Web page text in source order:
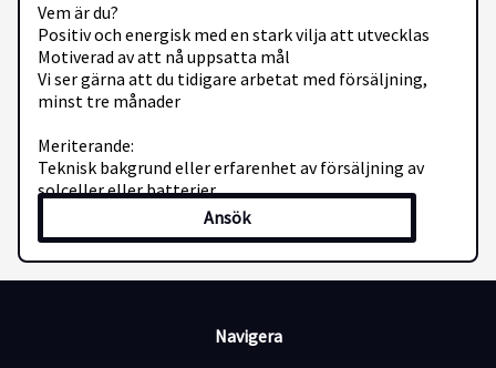
Vem är du?
Positiv och energisk med en stark vilja att utvecklas
Motiverad av att nå uppsatta mål
Vi ser gärna att du tidigare arbetat med försäljning,
minst tre månader
Meriterande:
Teknisk bakgrund eller erfarenhet av försäljning av
solceller eller batterier.
Rekryteringsprocessen är digital och du får viktig
information via sms. Håll koll på mobilen efter
ansökan.
Ansök
Navigera